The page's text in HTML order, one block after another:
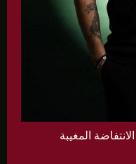
المغيبة